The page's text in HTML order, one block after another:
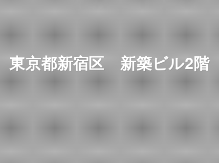
東京都新宿区 新築ビル2階